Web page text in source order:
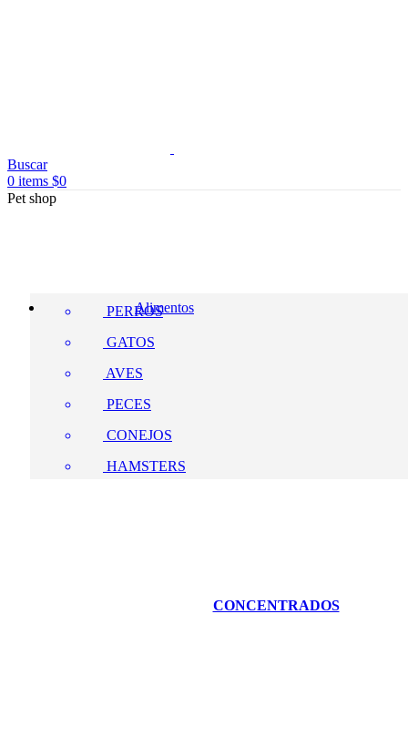
Buscar
0 items $0
Pet shop
Alimentos
PERROS
GATOS
AVES
PECES
CONEJOS
HAMSTERS
CONCENTRADOS